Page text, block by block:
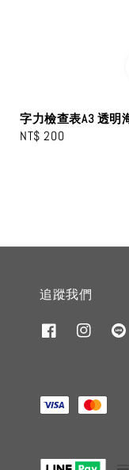
字力檢查表A3 透明
Regular
NT$ 200
追蹤我們